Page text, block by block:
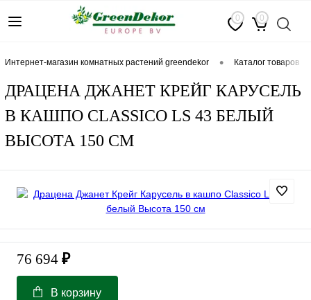
0 0
интернет-магазин комнатных растений greendekor • каталог товаров
ДРАЦЕНА ДЖАНЕТ КРЕЙГ КАРУСЕЛЬ
В КАШПО СLASSICO LS 43 БЕЛЫЙ
ВЫСОТА 150 СМ
76 694 ₽
В корзину